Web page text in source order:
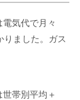
気代で月々
りました。ガス
帯別平均＋